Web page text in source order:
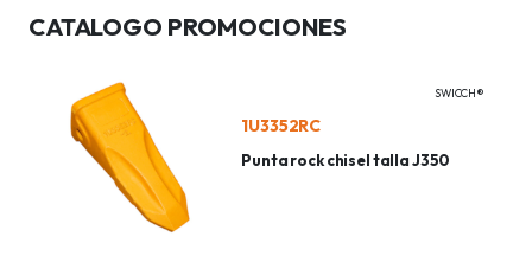
CATALOGO PROMOCIONES
SWICCH®
1U3352RC
Punta rock chisel talla J350